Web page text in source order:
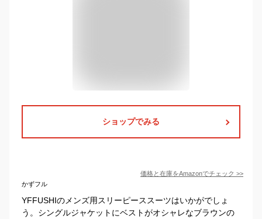
ショップでみる
価格と在庫をAmazonでチェック >>
かずフル
YFFUSHIのメンズ用スリーピーススーツはいかがでしょ
う。シングルジャケットにベストがオシャレなブラウンの